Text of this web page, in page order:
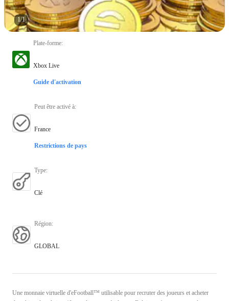
1/1
Plate-forme:
Xbox Live
Guide d'activation
Peut être activé à:
France
Restrictions de pays
Type:
Clé
Région:
GLOBAL
Une monnaie virtuelle d'eFootball™ utilisable pour recruter des joueurs et acheter